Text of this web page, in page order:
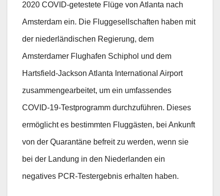
2020 COVID-getestete Flüge von Atlanta nach
Amsterdam ein. Die Fluggesellschaften haben mit
der niederländischen Regierung, dem
Amsterdamer Flughafen Schiphol und dem
Hartsfield-Jackson Atlanta International Airport
zusammengearbeitet, um ein umfassendes
COVID-19-Testprogramm durchzuführen. Dieses
ermöglicht es bestimmten Fluggästen, bei Ankunft
von der Quarantäne befreit zu werden, wenn sie
bei der Landung in den Niederlanden ein
negatives PCR-Testergebnis erhalten haben.